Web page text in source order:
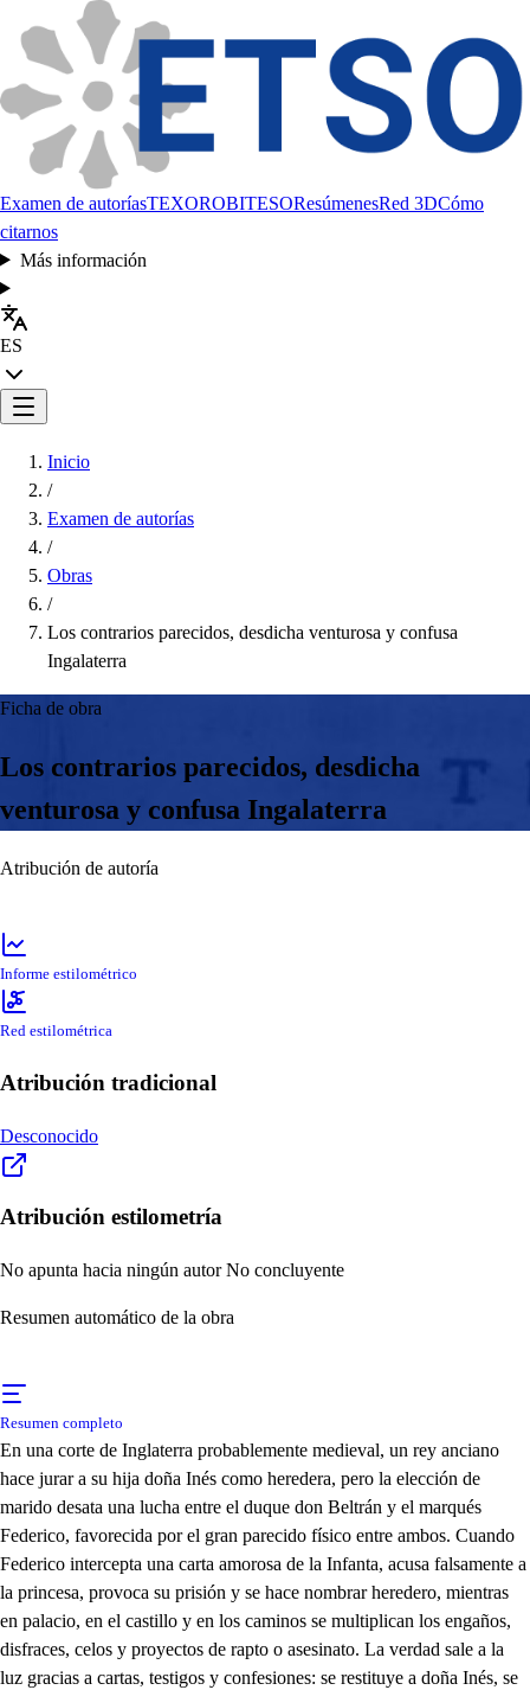
Examen de autoríasTEXOROBITESOResúmenesRed 3DCómo
citarnos
Más información
ES
Inicio
/
Examen de autorías
/
Obras
/
Los contrarios parecidos, desdicha venturosa y confusa
Ingalaterra
Ficha de obra
Los contrarios parecidos, desdicha
venturosa y confusa Ingalaterra
Atribución de autoría
Informe estilométrico
Red estilométrica
Atribución tradicional
Desconocido
Atribución estilometría
No apunta hacia ningún autor No concluyente
Resumen automático de la obra
Resumen completo
En una corte de Inglaterra probablemente medieval, un rey anciano
hace jurar a su hija doña Inés como heredera, pero la elección de
marido desata una lucha entre el duque don Beltrán y el marqués
Federico, favorecida por el gran parecido físico entre ambos. Cuando
Federico intercepta una carta amorosa de la Infanta, acusa falsamente a
la princesa, provoca su prisión y se hace nombrar heredero, mientras
en palacio, en el castillo y en los caminos se multiplican los engaños,
disfraces, celos y proyectos de rapto o asesinato. La verdad sale a la
luz gracias a cartas, testigos y confesiones: se restituye a doña Inés, se